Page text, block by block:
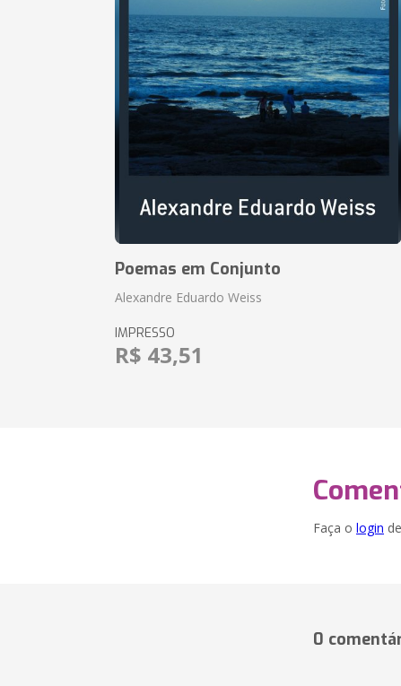
Poemas em Conjunto
Alexandre Eduardo Weiss
IMPRESSO
R$ 43,51
Faça o login
0